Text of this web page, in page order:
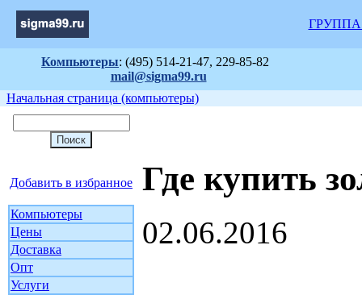
Компьютеры: (495) 514-21-47, 229-85-82
mail@sigma99.ru
Начальная страница (компьютеры)
Добавить в избранное
Компьютеры
Цены
Доставка
Опт
Услуги
Где купить
02.06.2016